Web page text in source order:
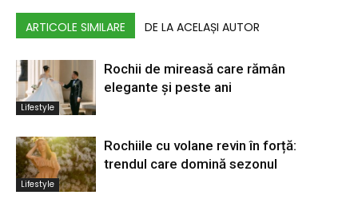
ARTICOLE SIMILARE DE LA ACELAȘI AUTOR
Lifestyle
Rochii de mireasă care rămân
elegante și peste ani
Lifestyle
Rochiile cu volane revin în forță:
trendul care domină sezonul